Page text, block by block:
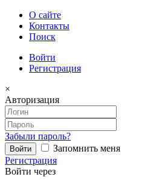
О сайте
Контакты
Поиск
Войти
Регистрация
×
Авторизация
Забыли пароль?
Запомнить меня
Регистрация
Войти через